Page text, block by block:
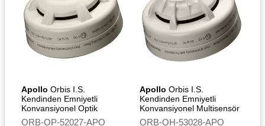
Apollo Orbis I.S.
Kendinden Emniyetli
Konvansiyonel Optik
Duman Dedektörü
ORB-OP-52027-APO
Apollo Orbis I.S.
Kendinden Emniyetli
Konvansiyonel Multisensör
Dedektör (Optical/Heat) -
ORB-OH-53028-APO